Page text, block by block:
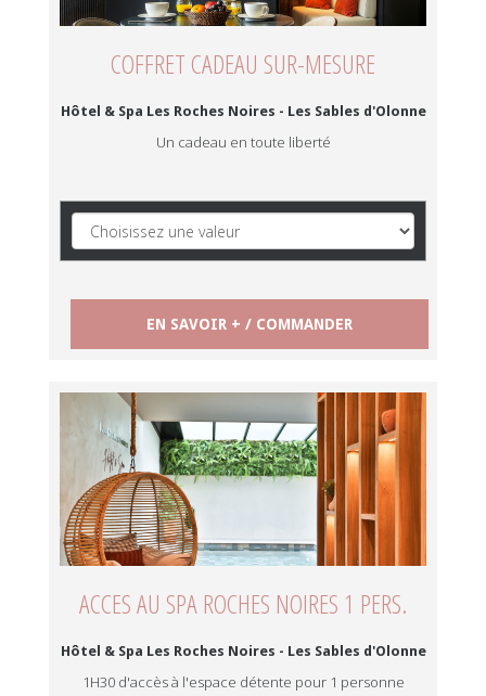
COFFRET CADEAU SUR-MESURE
Hôtel & Spa Les Roches Noires - Les Sables d'Olonne
Un cadeau en toute liberté
ACCES AU SPA ROCHES NOIRES 1 PERS.
Hôtel & Spa Les Roches Noires - Les Sables d'Olonne
1H30 d'accès à l'espace détente pour 1 personne